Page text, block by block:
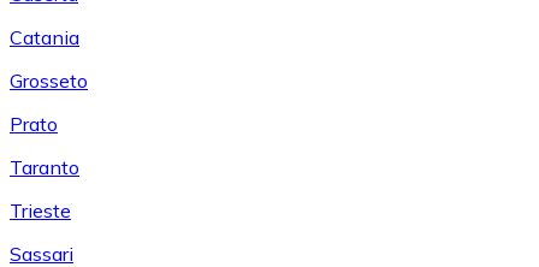
Catania
Grosseto
Prato
Taranto
Trieste
Sassari